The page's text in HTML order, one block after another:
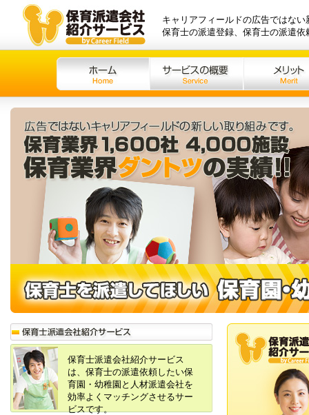
キャリアフィールドの広告ではない
保育士の派遣登録、保育士の派遣
保育士派遣会社紹介サービス
は、保育士の派遣依頼したい保
育園・幼稚園と人材派遣会社を
効率よくマッチングさせるサー
ビスです。